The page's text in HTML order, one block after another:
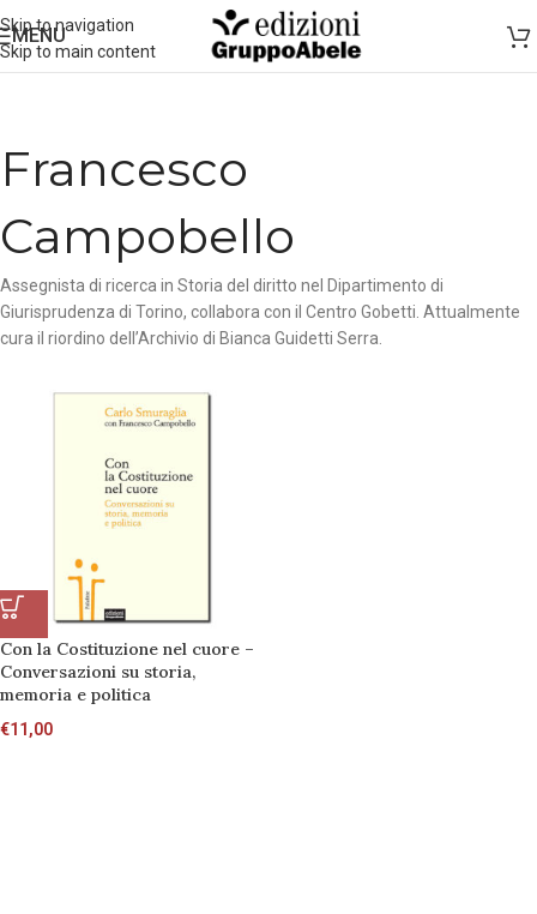
Skip to navigation
Skip to main content
MENU
Francesco
Campobello
Assegnista di ricerca in Storia del diritto nel Dipartimento di
Giurisprudenza di Torino, collabora con il Centro Gobetti. Attualmente
cura il riordino dell’Archivio di Bianca Guidetti Serra.
Con la Costituzione nel cuore –
Conversazioni su storia,
memoria e politica
€11,00